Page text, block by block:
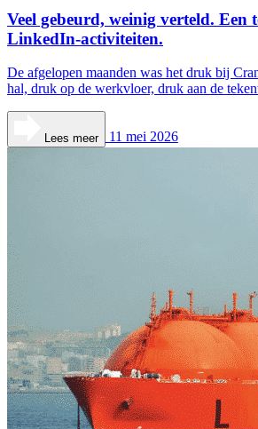
Veel gebeurd, weinig verteld. Een
LinkedIn-activiteiten.
De afgelopen maanden was het druk bij
hal, druk op de werkvloer, druk aan de
Lees meer 11 mei 2026